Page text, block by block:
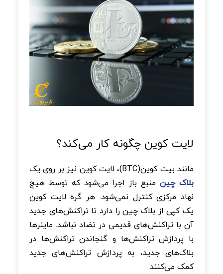
لایت کوین چگونه کار می‌کند؟
مانند بیت کوین(BTC)، لایت کوین نیز بر روی یک
بلاک چین منبع باز اجرا می‌شود که توسط هیچ
نهاد مرکزی کنترل نمی‌شود. هر گره لایت کوین
یک کپی از بلاک چین را دارد تا تراکنش‌های جدید
آن با تراکنش‌های قدیمی در تضاد نباشد. ماینرها
با پردازش تراکنش‌ها و گنجاندن تراکنش‌ها در
بلاک‌های جدید، به پردازش تراکنش‌های جدید
کمک می‌کنند.